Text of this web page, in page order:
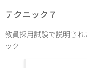
テクニック７
教員採用試験で説明さ
ック